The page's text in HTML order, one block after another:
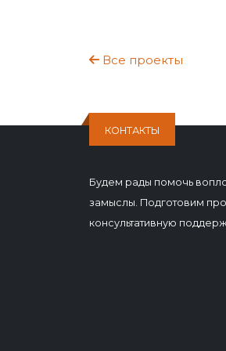
Все проекты
КОНТАКТЫ
Будем рады помочь
замыслы. Подготовим
консультативную